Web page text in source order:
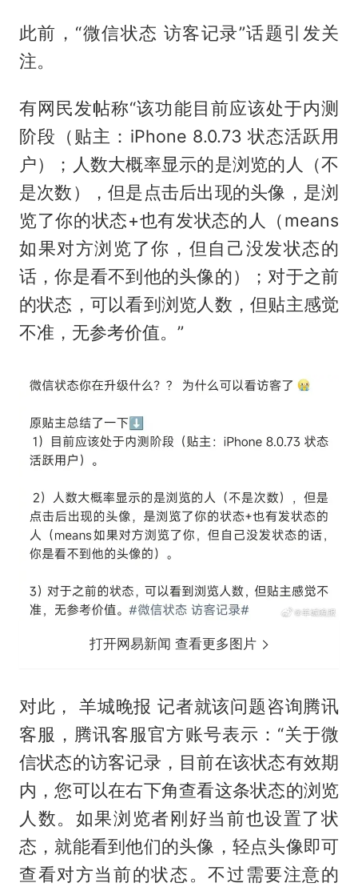
此前，“微信状态 访客记录”话题引发关
注。
有网民发帖称“该功能目前应该处于内测
阶段（贴主：iPhone 8.0.73 状态活跃用
户）；人数大概率显示的是浏览的人（不
是次数），但是点击后出现的头像，是浏
览了你的状态+也有发状态的人（means
如果对方浏览了你，但自己没发状态的
话，你是看不到他的头像的）；对于之前
的状态，可以看到浏览人数，但贴主感觉
不准，无参考价值。”
打开网易新闻 查看更多图片
对此， 羊城晚报 记者就该问题咨询腾讯
客服，腾讯客服官方账号表示：“关于微
信状态的访客记录，目前在该状态有效期
内，您可以在右下角查看这条状态的浏览
人数。如果浏览者刚好当前也设置了状
态，就能看到他们的头像，轻点头像即可
查看对方当前的状态。不过需要注意的